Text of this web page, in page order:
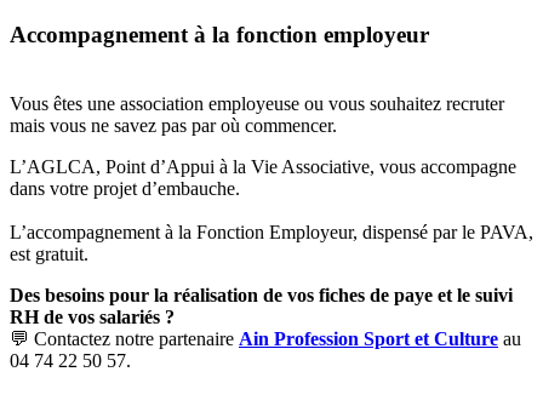
Accompagnement à la fonction employeur
Vous êtes une association employeuse ou vous souhaitez recruter
mais vous ne savez pas par où commencer.
L’AGLCA, Point d’Appui à la Vie Associative, vous accompagne
dans votre projet d’embauche.
L’accompagnement à la Fonction Employeur, dispensé par le PAVA,
est gratuit.
Des besoins pour la réalisation de vos fiches de paye et le suivi
RH de vos salariés ?
💬 Contactez notre partenaire Ain Profession Sport et Culture au
04 74 22 50 57.